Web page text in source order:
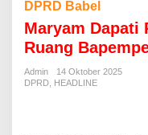
DPRD Babel
Maryam Dapati
Ruang
Admin
14 Oktober 2025
DPRD HEADLINE